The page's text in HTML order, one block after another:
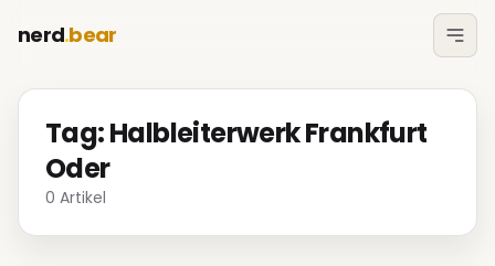
nerd.bear
Tag: Halbleiterwerk Frankfurt
Oder
0 Artikel